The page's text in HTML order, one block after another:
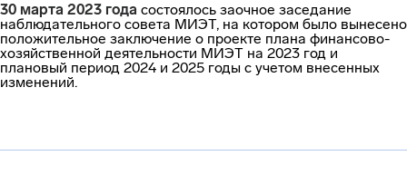
30 марта 2023 года состоялось заочное заседание
наблюдательного совета МИЭТ, на котором было вынесено
положительное заключение о проекте плана финансово-
хозяйственной деятельности МИЭТ на 2023 год и
плановый период 2024 и 2025 годы с учетом внесенных
изменений.